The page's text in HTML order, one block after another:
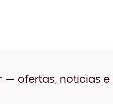
— ofertas, noticias